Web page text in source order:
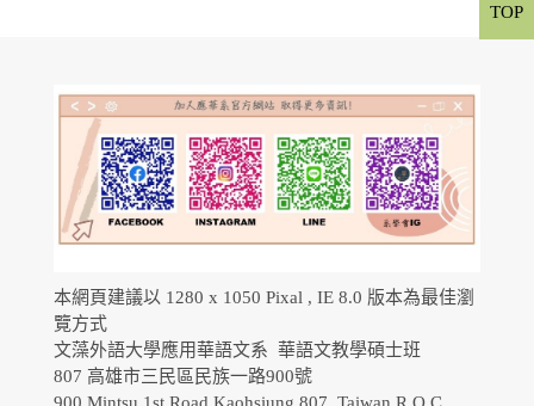
本網頁建議以 1280 x 1050 Pixal , IE 8.0 版本為最佳瀏
覽方式
文藻外語大學應用華語文系 華語文教學碩士班
807 高雄市三民區民族一路900號
TOP